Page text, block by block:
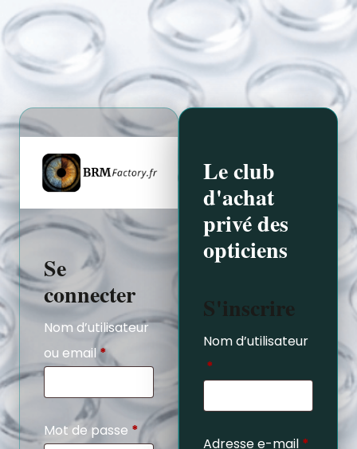
Se
connecter
Nom d’utilisateur
ou email*
Mot de passe *
Le club
d'achat
privé des
opticiens
S'inscrire
Nom d’utilisateur
*
Adresse e-mail *